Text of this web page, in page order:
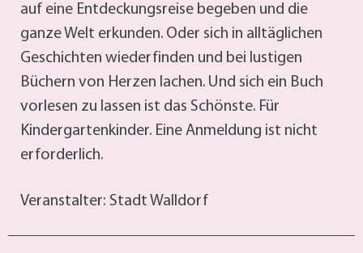
auf eine Entdeckungsreise begeben und die
ganze Welt erkunden. Oder sich in alltäglichen
Geschichten wiederfinden und bei lustigen
Büchern von Herzen lachen. Und sich ein Buch
vorlesen zu lassen ist das Schönste. Für
Kindergartenkinder. Eine Anmeldung ist nicht
erforderlich.
Veranstalter: Stadt Walldorf